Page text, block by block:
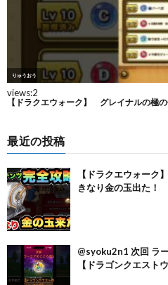
最近の投稿
【ドラクエウォーク
きなり金の玉出た！
@syoku2n1 次回 ラ
【ドラゴンクエスト